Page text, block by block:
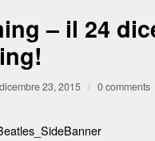
– il 24
dicembre 23, 2015 / 0 comments